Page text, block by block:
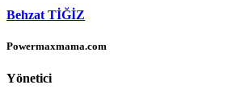
Behzat TİĞİZ
Powermaxmama.com
Yönetici